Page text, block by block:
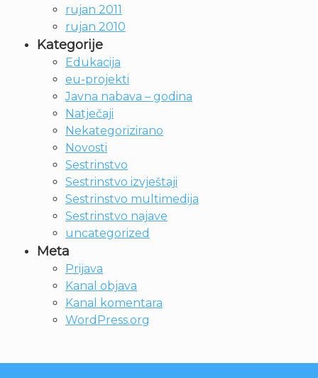
rujan 2011
rujan 2010
Kategorije
Edukacija
eu-projekti
Javna nabava – godina
Natječaji
Nekategorizirano
Novosti
Sestrinstvo
Sestrinstvo izvještaji
Sestrinstvo multimedija
Sestrinstvo najave
uncategorized
Meta
Prijava
Kanal objava
Kanal komentara
WordPress.org